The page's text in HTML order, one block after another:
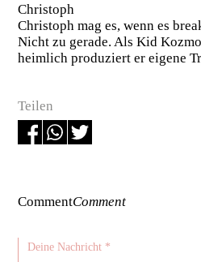
Christoph
Christoph mag es, wenn es
Nicht zu gerade. Als Kid
heimlich produziert er eigene
Teilen
CommentComment